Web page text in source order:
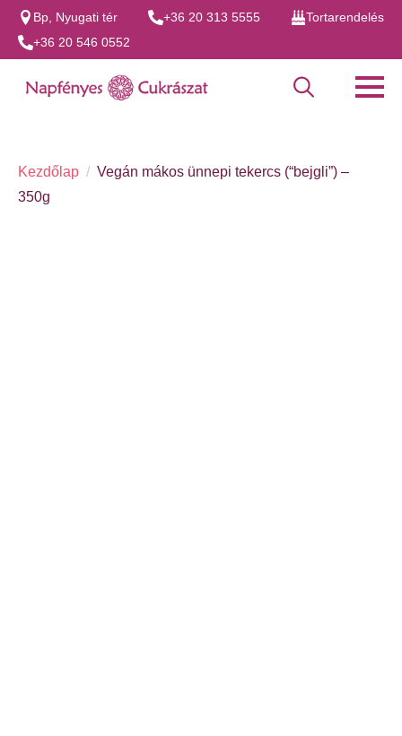
Bp, Nyugati tér +36 20 313 5555
Tortarendelés
+36 20 546 0552
Kezdőlap
Vegán mákos ünnepi tekercs (“bejgli”) –
350g